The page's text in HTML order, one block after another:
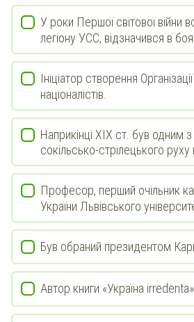
У роки Першої світової війни
легіону УСС, відзначився в
Ініціатор створення
націоналістів.
Наприкінці ХІХ ст. був одним з
сокільсько-стрілецького руху
Професор, перший очільник
України Львівського
Був обраний президентом
Автор книги «Україна